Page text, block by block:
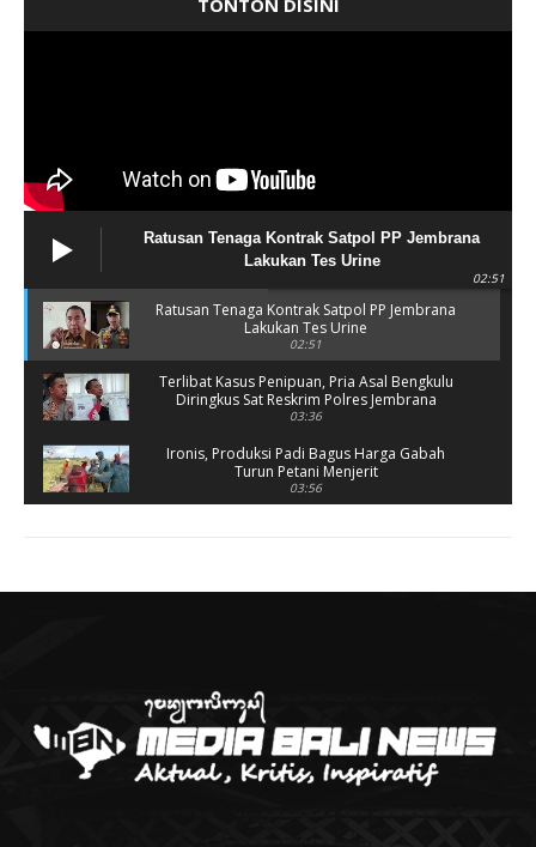
TONTON DISINI
Ratusan Tenaga Kontrak Satpol PP Jembrana
Lakukan Tes Urine
02:51
Ratusan Tenaga Kontrak Satpol PP Jembrana
Lakukan Tes Urine
02:51
Terlibat Kasus Penipuan, Pria Asal Bengkulu
Diringkus Sat Reskrim Polres Jembrana
03:36
Ironis, Produksi Padi Bagus Harga Gabah
Turun Petani Menjerit
03:56
Polres Jembrana Bekuk Pelaku Pencurian
Ungkap Penyebab Kebakaran Pasar Lelateng,
Polda Bali Terjunkan Tim Labfor
02:57